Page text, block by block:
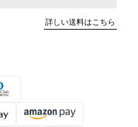
詳しい送料はこちら